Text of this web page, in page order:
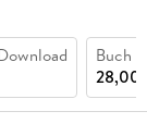
Buch
28,00